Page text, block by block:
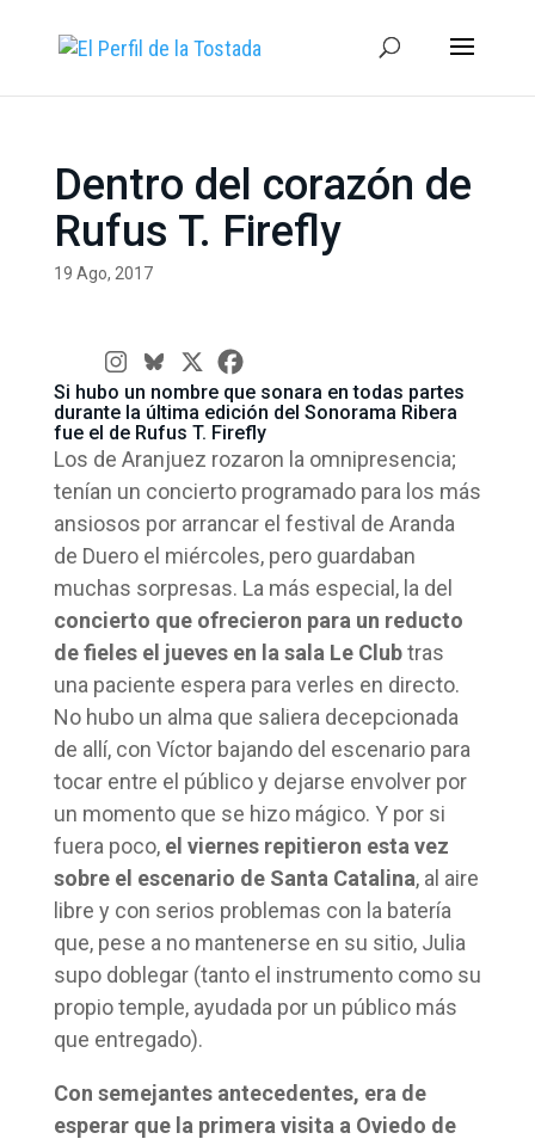
Dentro del corazón de
Rufus T. Firefly
19 Ago, 2017
Si hubo un nombre que sonara en todas partes
durante la última edición del Sonorama Ribera
fue el de Rufus T. Firefly
Los de Aranjuez rozaron la omnipresencia;
tenían un concierto programado para los más
ansiosos por arrancar el festival de Aranda
de Duero el miércoles, pero guardaban
muchas sorpresas. La más especial, la del
concierto que ofrecieron para un reducto
de fieles el jueves en la sala Le Clubtras
una paciente espera para verles en directo.
No hubo un alma que saliera decepcionada
de allí, con Víctor bajando del escenario para
tocar entre el público y dejarse envolver por
un momento que se hizo mágico. Y por si
fuera poco, el viernes repitieron esta vez
sobre el escenario de Santa Catalina, al aire
libre y con serios problemas con la batería
que, pese a no mantenerse en su sitio, Julia
supo doblegar (tanto el instrumento como su
propio temple, ayudada por un público más
que entregado).
Con semejantes antecedentes, era de
esperar que la primera visita a Oviedo de